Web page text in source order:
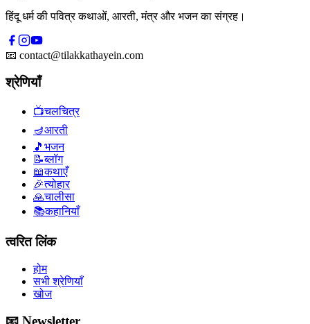
हिंदू धर्म की पवित्र कथाओं, आरती, मंत्र और भजन का संग्रह।
📧 contact@tilakkathayein.com
श्रेणियाँ
📺चलचित्र
🪔आरती
🎵 भजन
📝ब्लॉग
📖कथाएँ
🎉त्योहार
🙏चालीसा
📚कहानियाँ
त्वरित लिंक
होम
सभी श्रेणियाँ
खोज
📧 Newsletter